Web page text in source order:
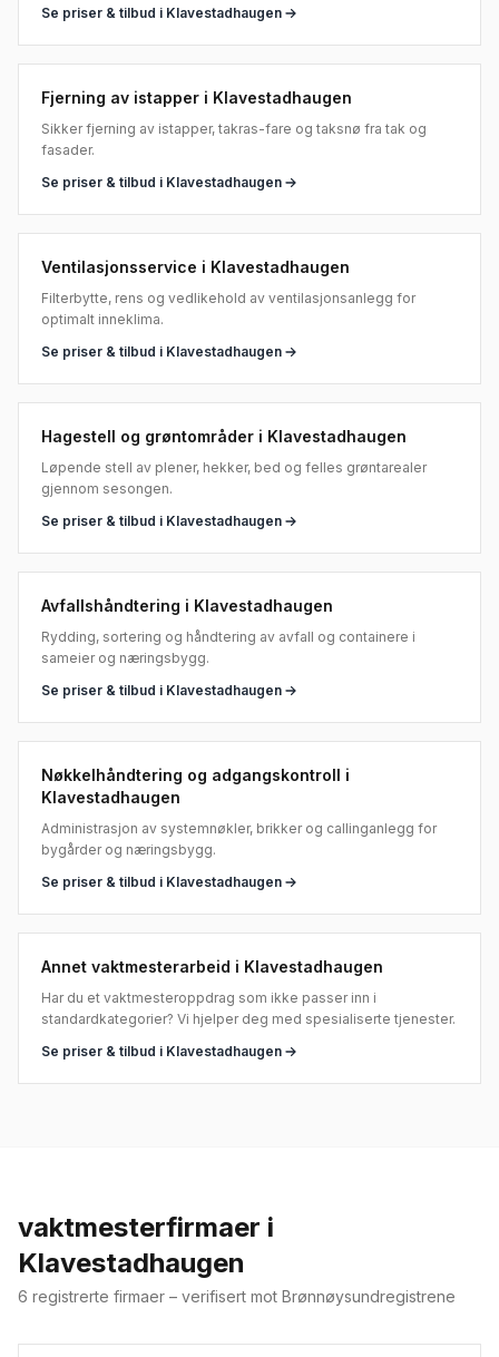
Se priser & tilbud i Klavestadhaugen
Fjerning av istapper i Klavestadhaugen
Sikker fjerning av istapper, takras-fare og taksnø fra tak og
fasader.
Se priser & tilbud i Klavestadhaugen
Ventilasjonsservice i Klavestadhaugen
Filterbytte, rens og vedlikehold av ventilasjonsanlegg for
optimalt inneklima.
Se priser & tilbud i Klavestadhaugen
Hagestell og grøntområder i Klavestadhaugen
Løpende stell av plener, hekker, bed og felles grøntarealer
gjennom sesongen.
Se priser & tilbud i Klavestadhaugen
Avfallshåndtering i Klavestadhaugen
Rydding, sortering og håndtering av avfall og containere i
sameier og næringsbygg.
Se priser & tilbud i Klavestadhaugen
Nøkkelhåndtering og adgangskontroll i
Klavestadhaugen
Administrasjon av systemnøkler, brikker og callinganlegg for
bygårder og næringsbygg.
Se priser & tilbud i Klavestadhaugen
Annet vaktmesterarbeid i Klavestadhaugen
Har du et vaktmesteroppdrag som ikke passer inn i
standardkategorier? Vi hjelper deg med spesialiserte tjenester.
Se priser & tilbud i Klavestadhaugen
vaktmesterfirmaer i
Klavestadhaugen
6 registrerte firmaer – verifisert mot Brønnøysundregistrene